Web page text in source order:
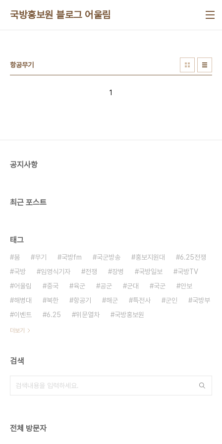
국방홍보원 블로그 어울림
항공무기
1
공지사항
최근 포스트
태그
붐 무기 국방fm 국군방송 홍보지원대
6.25전쟁
국방
임영식기자 전쟁 장병 국방일보
국방TV
어울림
중국 육군 공군 군대 국군
안보
해병대
북한 항공기 해군 특전사 군인
국방부
이벤트
6.25 위문열차 국방홍보원
더보기
검색
전체 방문자